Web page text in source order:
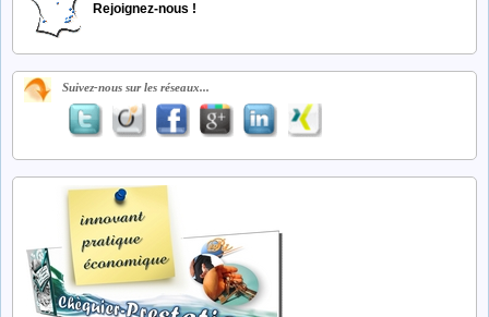
Rejoignez-nous !
Suivez-nous sur les réseaux...